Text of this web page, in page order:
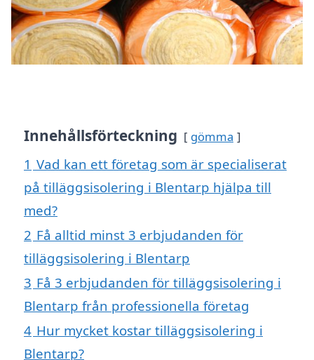
Innehållsförteckning gömma
1 Vad kan ett företag som är specialiserat
på tilläggsisolering i Blentarp hjälpa till
med?
2 Få alltid minst 3 erbjudanden för
tilläggsisolering i Blentarp
3 Få 3 erbjudanden för tilläggsisolering i
Blentarp från professionella företag
4 Hur mycket kostar tilläggsisolering i
Blentarp?